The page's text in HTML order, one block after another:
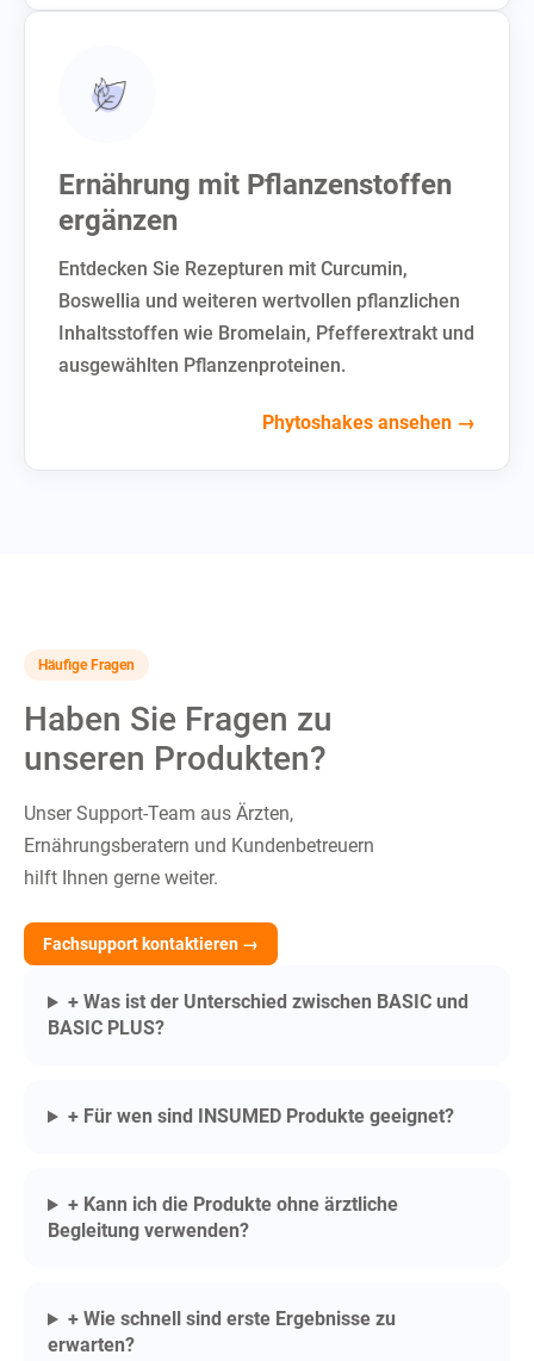
Ernährung mit Pflanzenstoffen
ergänzen
Entdecken Sie Rezepturen mit Curcumin,
Boswellia und weiteren wertvollen pflanzlichen
Inhaltsstoffen wie Bromelain, Pfefferextrakt und
ausgewählten Pflanzenproteinen.
Phytoshakes ansehen →
Häufige Fragen
Haben Sie Fragen zu
unseren Produkten?
Unser Support-Team aus Ärzten,
Ernährungsberatern und Kundenbetreuern
hilft Ihnen gerne weiter.
Fachsupport kontaktieren →
+ Was ist der Unterschied zwischen BASIC und
BASIC PLUS?
+ Für wen sind INSUMED Produkte geeignet?
+ Kann ich die Produkte ohne ärztliche
Begleitung verwenden?
+ Wie schnell sind erste Ergebnisse zu
erwarten?